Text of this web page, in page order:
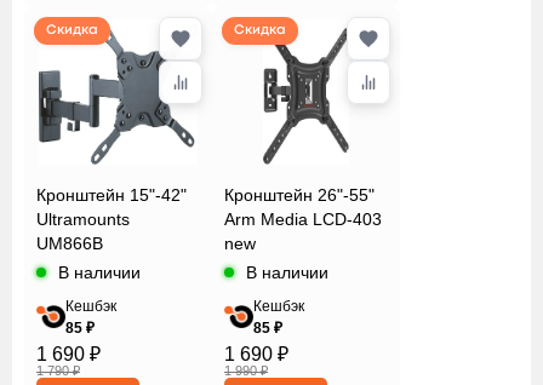
Скидка
Кронштейн 15"-42"
Ultramounts
UM866B
В наличии
Кешбэк
85 ₽
1 690 ₽
1 790 ₽
Скидка
Кронштейн 26"-55"
Arm Media LCD-403
new
В наличии
Кешбэк
85 ₽
1 690 ₽
1 990 ₽